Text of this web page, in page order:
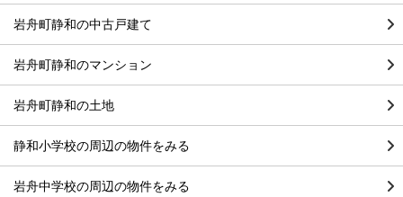
岩舟町静和の中古戸建て
岩舟町静和のマンション
岩舟町静和の土地
静和小学校の周辺の物件をみる
岩舟中学校の周辺の物件をみる